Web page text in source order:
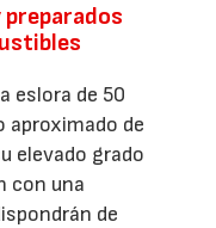
eslora de 50
aproximado de
elevado grado
con una
de